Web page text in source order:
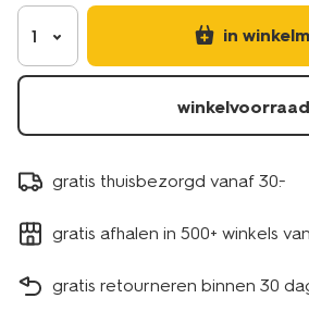
1 in
winkelvoorraad
gratis thuisbezorgd vanaf 30.-
gratis afhalen in 500+ winkels
gratis retourneren binnen 30